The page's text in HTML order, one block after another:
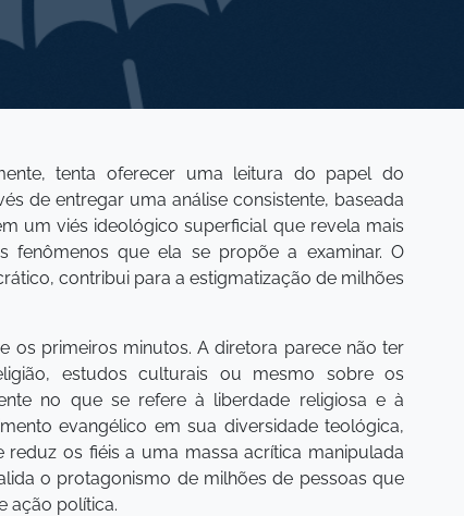
tenta oferecer uma leitura do papel do
de entregar uma análise consistente, baseada
um viés ideológico superficial que revela mais
que ela se propõe a examinar. O
contribui para a estigmatização de milhões
os primeiros minutos. A diretora parece não ter
estudos culturais ou mesmo sobre os
no que se refere à liberdade religiosa e à
evangélico em sua diversidade teológica,
os fiéis a uma massa acrítica manipulada
o protagonismo de milhões de pessoas que
ação política.